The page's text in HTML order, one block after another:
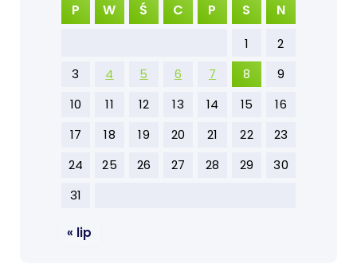
P W Ś C P S N
1
2
3
4 5 6 7 8
9
10
11 12 13 14 15
16
17
18 19 20 21 22
23
24
25 26 27 28 29
30
31
« lip